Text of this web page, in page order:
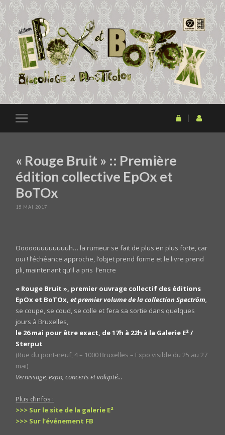
« Rouge Bruit » :: Première
édition collective EpOx et
BoTOx
15 MAI 2017
Ooooouuuuuuuuh… la rumeur se fait de plus en plus forte, car
oui ! l’échéance approche, l’objet prend forme et le livre prend
pli, maintenant qu’il a pris l’encre
« Rouge Bruit », premier ouvrage collectif des éditions
EpOx et BoTOx,et premier volume de la collection Spectrôm
se coupe, se coud, se colle et fera sa sortie dans quelques
jours à Bruxelles,
le 26 mai pour être exact, de 17h à 22h à la Galerie E² /
Sterput
(Rue du pont-neuf, 4 – 1000 Bruxelles – Expo visible du 25 au 27
mai)
Vernissage, expo, concerts et volupté…
Plus d’infos :
>>> Sur le site de la galerie E²
>>> Sur l’événement FB